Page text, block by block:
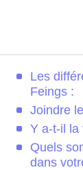
Les
Feings :
Joindre
Y a-t-il la
Quels
dans